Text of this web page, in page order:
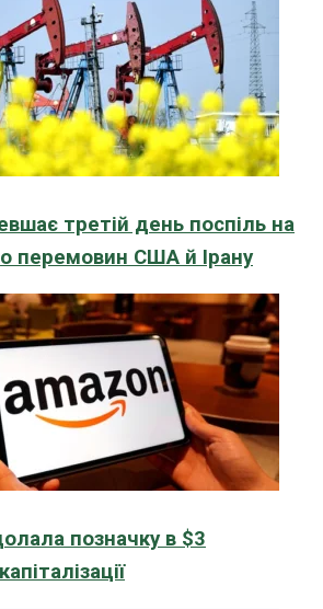
третій день поспіль на
перемовин США й Ірану
позначку в $3